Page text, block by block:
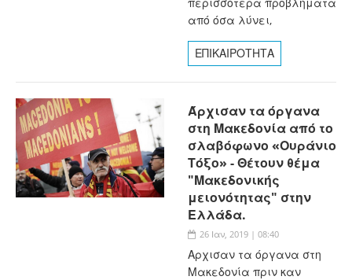
από όσα λύνει,
ΕΠΙΚΑΙΡΟΤΗΤΑ
Άρχισαν τα όργανα
στη Μακεδονία από το
σλαβόφωνο «Ουράνιο
Τόξο» - Θέτουν θέμα
"Μακεδονικής
μειονότητας" στην
Ελλάδα.
26 Ιαν, 2019 | 08:40
Αρχισαν τα όργανα στη
Μακεδονία πριν καν